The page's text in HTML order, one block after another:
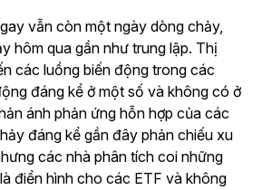
vẫn còn một ngày dòng chảy,
hôm qua gần như trung lập. Thị
các luồng biến động trong các
đáng kể ở một số và không có ở
ánh phản ứng hỗn hợp của các
đáng kể gần đây phản chiếu xu
các nhà phân tích coi những
điển hình cho các ETF và không